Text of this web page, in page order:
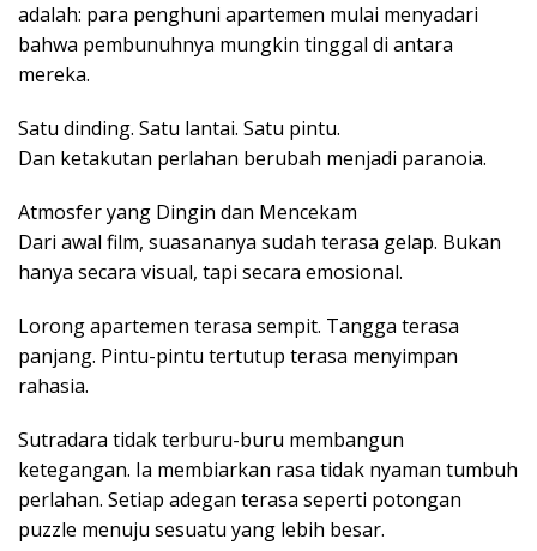
adalah: para penghuni apartemen mulai menyadari
bahwa pembunuhnya mungkin tinggal di antara
mereka.
Satu dinding. Satu lantai. Satu pintu.
Dan ketakutan perlahan berubah menjadi paranoia.
Atmosfer yang Dingin dan Mencekam
Dari awal film, suasananya sudah terasa gelap. Bukan
hanya secara visual, tapi secara emosional.
Lorong apartemen terasa sempit. Tangga terasa
panjang. Pintu-pintu tertutup terasa menyimpan
rahasia.
Sutradara tidak terburu-buru membangun
ketegangan. Ia membiarkan rasa tidak nyaman tumbuh
perlahan. Setiap adegan terasa seperti potongan
puzzle menuju sesuatu yang lebih besar.